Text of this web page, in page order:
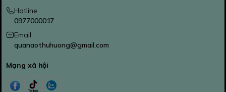
Hotline
0977000017
Email
quanaothuhuong@gmail.com
Mạng xã hội